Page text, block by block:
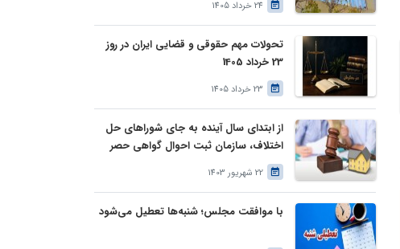
24 خرداد 1405
تحولات مهم حقوقی و قضایی ایران در روز
23 خرداد 1405
23 خرداد 1405
از ابتدای سال آینده به جای شوراهای حل
اختلاف، سازمان ثبت احوال گواهی حصر
وراثت بدون نیاز به درخواست وراث صادر
خواهد کرد
22 شهریور 1403
با موافقت مجلس؛ شنبه‌ها تعطیل می‌شود